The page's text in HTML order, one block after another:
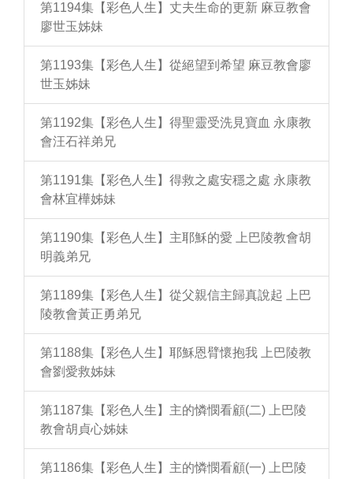
第1194集【彩色人生】丈夫生命的更新 麻豆教會
廖世玉姊妹
第1193集【彩色人生】從絕望到希望 麻豆教會廖
世玉姊妹
第1192集【彩色人生】得聖靈受洗見寶血 永康教
會汪石祥弟兄
第1191集【彩色人生】得救之處安穩之處 永康教
會林宜樺姊妹
第1190集【彩色人生】主耶穌的愛 上巴陵教會胡
明義弟兄
第1189集【彩色人生】從父親信主歸真說起 上巴
陵教會黃正勇弟兄
第1188集【彩色人生】耶穌恩臂懷抱我 上巴陵教
會劉愛救姊妹
第1187集【彩色人生】主的憐憫看顧(二) 上巴陵
教會胡貞心姊妹
第1186集【彩色人生】主的憐憫看顧(一) 上巴陵